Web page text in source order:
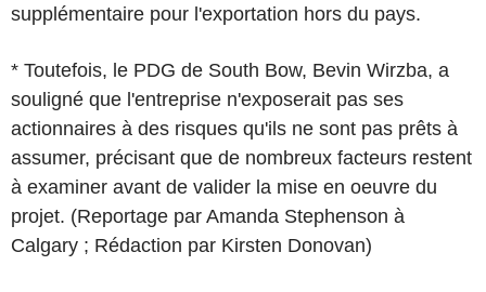
supplémentaire pour l'exportation hors du pays.
* Toutefois, le PDG de South Bow, Bevin Wirzba, a
souligné que l'entreprise n'exposerait pas ses
actionnaires à des risques qu'ils ne sont pas prêts à
assumer, précisant que de nombreux facteurs restent
à examiner avant de valider la mise en oeuvre du
projet. (Reportage par Amanda Stephenson à
Calgary ; Rédaction par Kirsten Donovan)